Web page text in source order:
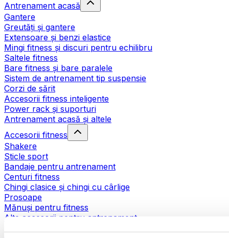
Antrenament acasă
Gantere
Greutăți și gantere
Extensoare și benzi elastice
Mingi fitness și discuri pentru echilibru
Saltele fitness
Bare fitness și bare paralele
Sistem de antrenament tip suspensie
Corzi de sărit
Accesorii fitness inteligente
Power rack și suporturi
Antrenament acasă și altele
Accesorii fitness
Shakere
Sticle sport
Bandaje pentru antrenament
Centuri fitness
Chingi clasice și chingi cu cârlige
Prosoape
Mănuși pentru fitness
Alte accesorii pentru antrenament
Ajutoare pentru reabilitare